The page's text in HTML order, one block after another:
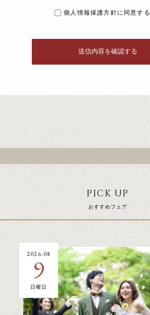
個人情報保護方針に同意する
PICK UP
おすすめフェア
2026.08
9
日曜日